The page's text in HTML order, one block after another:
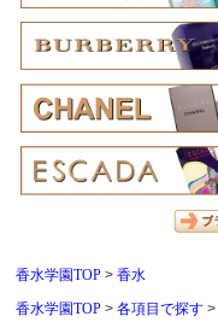
香水学園TOP
香水
香水学園TOP
各項目で探す